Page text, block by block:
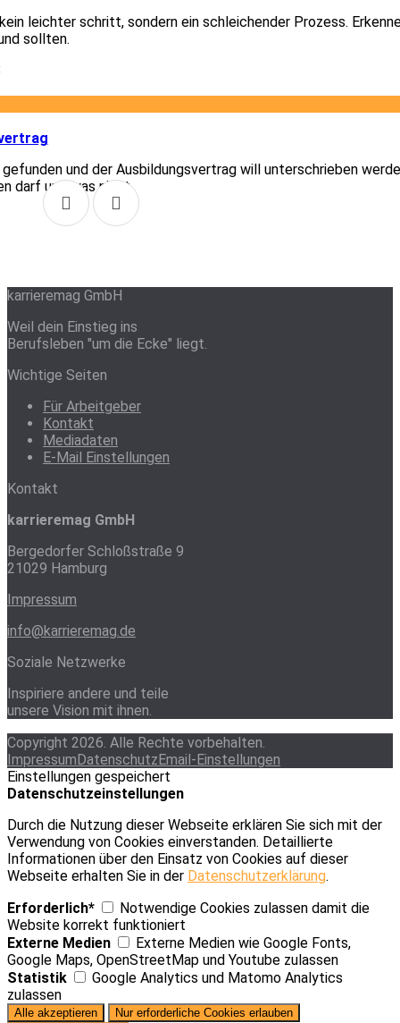
leichter schritt, sondern ein schleichender Prozess.
sollten.
und der Ausbildungsvertrag will unterschrieben
darf und was nicht.
karrieremag GmbH
Weil dein Einstieg ins
Berufsleben "um die Ecke" liegt.
Wichtige Seiten
Für Arbeitgeber
Kontakt
Mediadaten
E-Mail Einstellungen
Kontakt
karrieremag GmbH
Bergedorfer Schloßstraße 9
21029 Hamburg
Impressum
info@karrieremag.de
Soziale Netzwerke
Inspiriere andere und teile
unsere Vision mit ihnen.
Copyright 2026. Alle Rechte vorbehalten.
ImpressumDatenschutzEmail-Einstellungen
Einstellungen gespeichert
Datenschutzeinstellungen
Durch die Nutzung dieser Webseite erklären Sie sich mit der
Verwendung von Cookies einverstanden. Detaillierte
Informationen über den Einsatz von Cookies auf dieser
Webseite erhalten Sie in der Datenschutzerklärung.
Erforderlich*
Notwendige Cookies zulassen damit die
Website korrekt funktioniert
Externe Medien
Externe Medien wie Google Fonts,
Google Maps, OpenStreetMap und Youtube zulassen
Statistik
Google Analytics und Matomo Analytics
zulassen